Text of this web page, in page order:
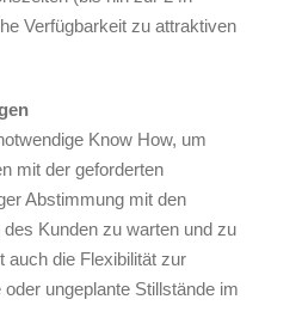
Verfügbarkeit zu attraktiven
Know How, um
mit der geforderten
Abstimmung mit den
Kunden zu warten und zu
auch die Flexibilität zur
ungeplante Stillstände im